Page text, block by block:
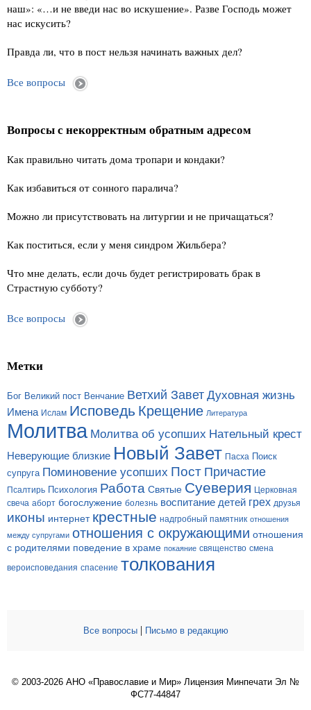
наш»: «…и не введи нас во искушение». Разве Господь может
нас искусить?
Правда ли, что в пост нельзя начинать важных дел?
Все вопросы
Вопросы с некорректным обратным адресом
Как правильно читать дома тропари и кондаки?
Как избавиться от сонного паралича?
Можно ли присутствовать на литургии и не причащаться?
Как поститься, если у меня синдром Жильбера?
Что мне делать, если дочь будет регистрировать брак в
Страстную субботу?
Все вопросы
Метки
Бог Великий пост Венчание Ветхий Завет Духовная жизнь
Имена Ислам Исповедь Крещение Литература
Молитва Молитва об усопших Нательный крест
Неверующие близкие Новый Завет Пасха Поиск
супруга Поминовение усопших Пост Причастие
Псалтирь Психология Работа Святые Суеверия Церковная
свеча аборт богослужение болезнь воспитание детей грех друзья
иконы интернет крестные надгробный памятник отношения
между супругами отношения с окружающими отношения
с родителями поведение в храме покаяние священство смена
вероисповедания спасение толкования
Все вопросы| Письмо в редакцию
© 2003-2026 АНО «Православие и Мир» Лицензия Минпечати Эл №
ФС77-44847